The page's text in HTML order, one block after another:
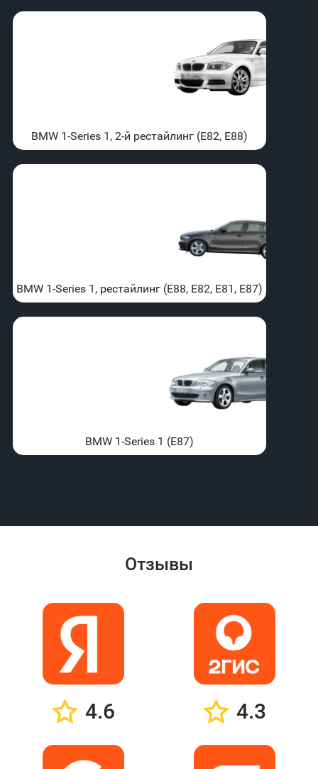
BMW 1-Series 1, 2-й рестайлинг (E82, E88)
BMW 1-Series 1, рестайлинг (E88, E82, E81, E87)
BMW 1-Series 1 (E87)
Отзывы
4.6 4.3